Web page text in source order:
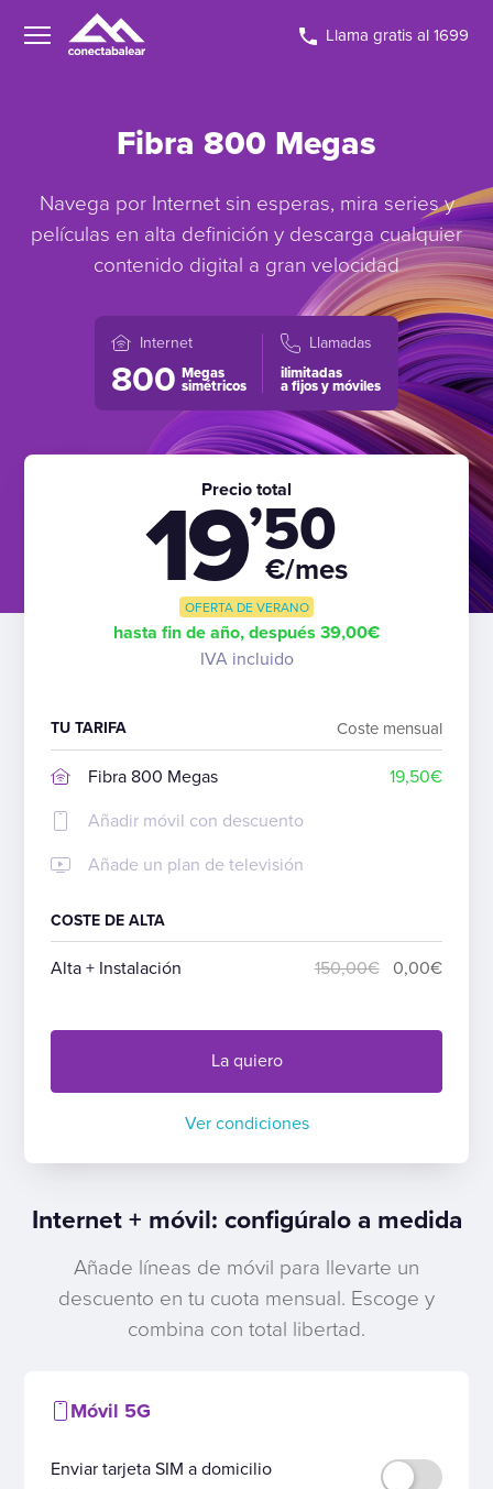
Llama gratis al 1699
Fibra 800 Megas
Navega por Internet sin esperas, mira series y
películas en alta definición y descarga cualquier
contenido digital a gran velocidad
Internet
800 Megas
simétricos
Llamadas
ilimitadas
a fijos y móviles
Precio total
19’50
€/mes
OFERTA DE VERANO
hasta fin de año, después 39,00€
IVA incluido
TU TARIFA Coste mensual
Fibra 800 Megas
19,50€
Añadir móvil con descuento
Añade un plan de televisión
COSTE DE ALTA
Alta + Instalación 150,00€ 0,00€
La quiero
Ver condiciones
Internet + móvil: configúralo a medida
Añade líneas de móvil para llevarte un
descuento en tu cuota mensual. Escoge y
combina con total libertad.
Móvil 5G
Enviar tarjeta SIM a domicilio